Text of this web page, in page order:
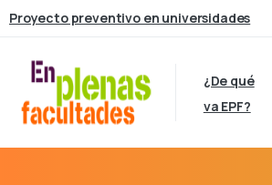
Proyecto preventivo en universidades
¿De qué
va EPF?